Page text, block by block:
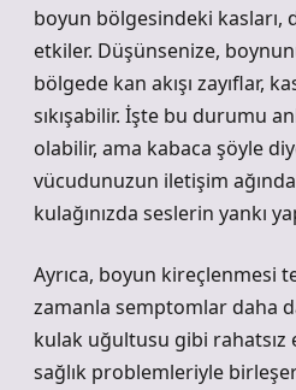
boyun bölgesindeki kasları,
etkiler. Düşünsenize,
bölgede kan akışı zayıflar,
sıkışabilir. İşte bu durumu
olabilir, ama kabaca şöyle
vücudunuzun iletişim
kulağınızda seslerin yankı
Ayrıca, boyun kireçlenmesi
zamanla semptomlar daha
kulak uğultusu gibi rahatsız
sağlık problemleriyle